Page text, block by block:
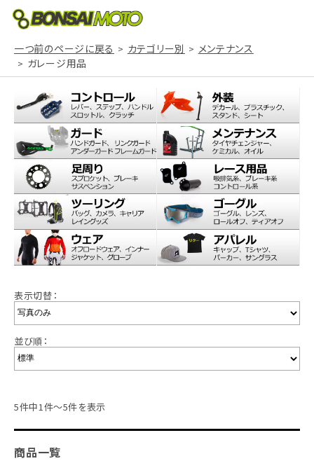
一つ前のページに戻る カテゴリー別
メンテナンス
ガレージ用品
表示切替：
並び順：
5件中1件～5件を表示
商品一覧